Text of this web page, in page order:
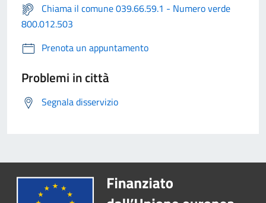
Chiama il comune 039.66.59.1 - Numero verde
800.012.503
Prenota un appuntamento
Problemi in città
Segnala disservizio